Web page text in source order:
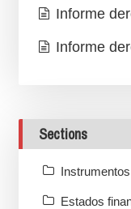
Informe
Informe
Sections
Estados